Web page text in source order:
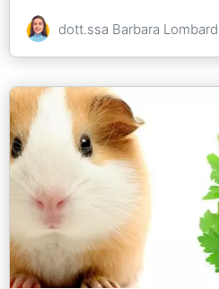
dott.ssa Barbara